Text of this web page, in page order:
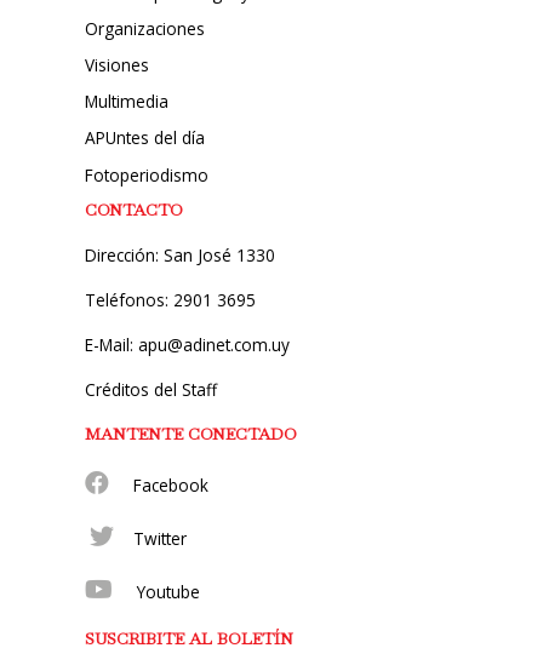
Organizaciones
Visiones
Multimedia
APUntes del día
Fotoperiodismo
CONTACTO
Dirección: San José 1330
Teléfonos: 2901 3695
E-Mail: apu@adinet.com.uy
Créditos del Staff
MANTENTE CONECTADO
Facebook
Twitter
Youtube
SUSCRIBITE AL BOLETÍN